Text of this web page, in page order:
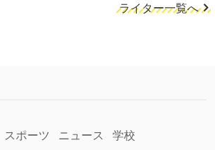
ライター一覧へ
スポーツ ニュース
学校